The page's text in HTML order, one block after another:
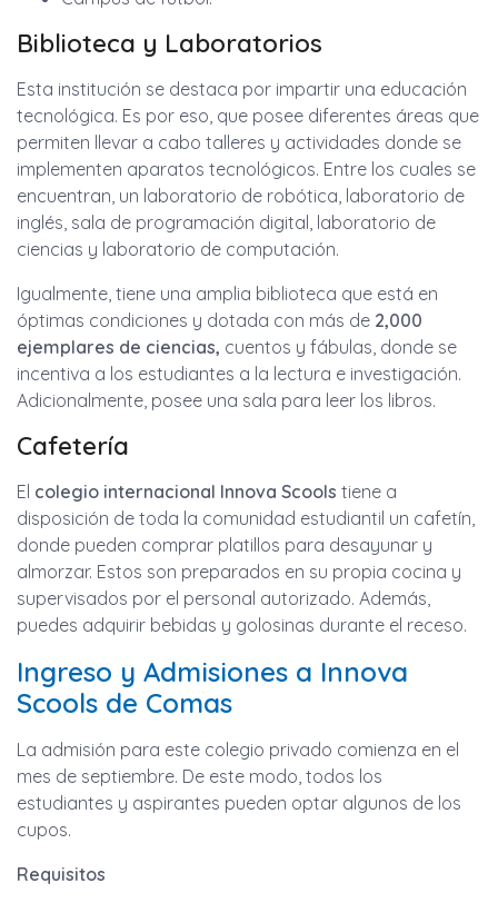
Biblioteca y Laboratorios
Esta institución se destaca por impartir una educación
tecnológica. Es por eso, que posee diferentes áreas que
permiten llevar a cabo talleres y actividades donde se
implementen aparatos tecnológicos. Entre los cuales se
encuentran, un laboratorio de robótica, laboratorio de
inglés, sala de programación digital, laboratorio de
ciencias y laboratorio de computación.
Igualmente, tiene una amplia biblioteca que está en
óptimas condiciones y dotada con más de 2,000
ejemplares de ciencias, cuentos y fábulas, donde se
incentiva a los estudiantes a la lectura e investigación.
Adicionalmente, posee una sala para leer los libros.
Cafetería
El colegio internacional Innova Scools tiene a
disposición de toda la comunidad estudiantil un cafetín,
donde pueden comprar platillos para desayunar y
almorzar. Estos son preparados en su propia cocina y
supervisados por el personal autorizado. Además,
puedes adquirir bebidas y golosinas durante el receso.
Ingreso y Admisiones a Innova
Scools de Comas
La admisión para este colegio privado comienza en el
mes de septiembre. De este modo, todos los
estudiantes y aspirantes pueden optar algunos de los
cupos.
Requisitos